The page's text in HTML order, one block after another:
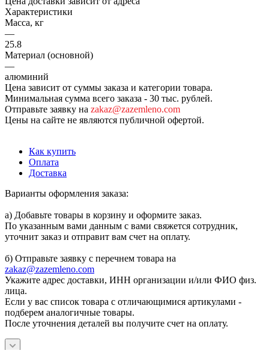
Характеристики
Масса, кг
—
25.8
Материал (основной)
—
алюминий
Цена зависит от суммы заказа и категории товара.
Минимальная сумма всего заказа - 30 тыс. рублей.
Отправьте заявку на zakaz@zazemleno.com
Цены на сайте не являются публичной офертой.
Как купить
Оплата
Доставка
Варианты оформления заказа:
а) Добавьте товары в корзину и оформите заказ.
По указанным вами данным с вами свяжется сотрудник,
уточнит заказ и отправит вам счет на оплату.
б) Отправьте заявку с перечнем товара на
zakaz@zazemleno.com
Укажите адрес доставки, ИНН организации и/или ФИО физ.
лица.
Если у вас список товара с отличающимися артикулами -
подберем аналогичные товары.
После уточнения деталей вы получите счет на оплату.